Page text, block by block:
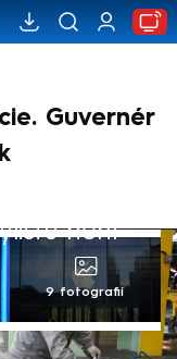
Guvernér
není
9 fotografií